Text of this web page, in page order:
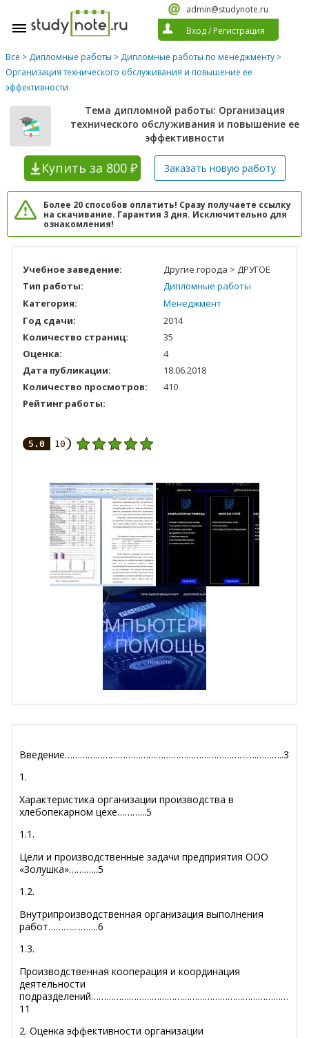
admin@studynote.ru
Вход/ Регистрация
Все > Дипломные работы > Дипломные работы по менеджменту >
Организация технического обслуживания и повышение ее
эффективности
Тема дипломной работы: Организация
технического обслуживания и повышение ее
эффективности
Купить за 800 ₽ Заказать новую работу
Более 20 способов оплатить! Сразу получаете ссылку
на скачивание. Гарантия 3 дня. Исключительно для
ознакомления!
Учебное заведение:
Другие города > ДРУГОЕ
Тип работы:
Дипломные работы
Категория:
Менеджмент
Год сдачи:
2014
Количество страниц:
35
Оценка:
4
Дата публикации:
18.06.2018
Количество просмотров:
410
Рейтинг работы:
5.0 10
Введение………………………………………………………………….………..3
1.
Характеристика организации производства в
хлебопекарном цехе………...5
1.1.
Цели и производственные задачи предприятия ООО
«Золушка»…….…..5
1.2.
Внутрипроизводственная организация выполнения
работ……….……….6
1.3.
Производственная кооперация и координация
деятельности
подразделений……………………………………………………………………
11
2. Оценка эффективности организации